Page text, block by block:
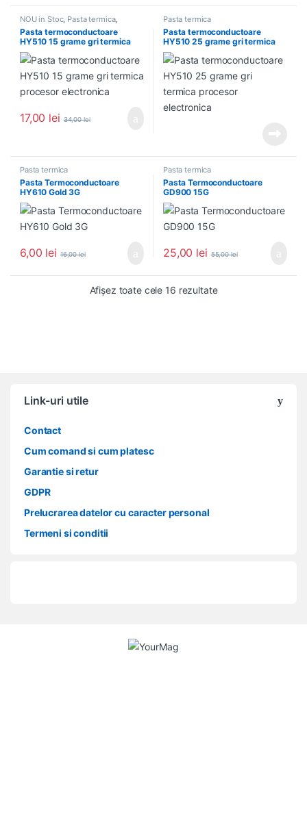
NOU in Stoc, Pasta termica,
PROMOTII
Pasta termoconductoare
HY510 15 grame gri termica
procesor electronica
17,00 lei 34,00lei
Pasta termica
Pasta termoconductoare
HY510 25 grame gri termica
procesor electronica
Pasta termica
Pasta Termoconductoare
HY610 Gold 3G
6,00 lei 16,00lei
Pasta termica
Pasta Termoconductoare
GD900 15G
25,00 lei 55,00lei
Afișez toate cele 16 rezultateSortat după cele
Link-uri utile
Contact
Cum comand si cum platesc
Garantie si retur
GDPR
Prelucrarea datelor cu caracter personal
Termeni si conditii